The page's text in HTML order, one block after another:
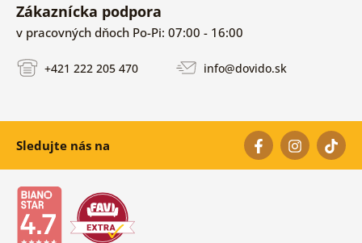
Zákaznícka podpora
v pracovných dňoch Po-Pi: 07:00 - 16:00
+421 222 205 470 info@dovido.sk
Sledujte nás na